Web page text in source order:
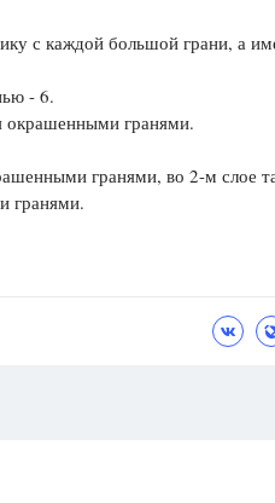
с каждой большой грани, а
- 6.
окрашенными гранями.
гранями, во 2-м слое
гранями.